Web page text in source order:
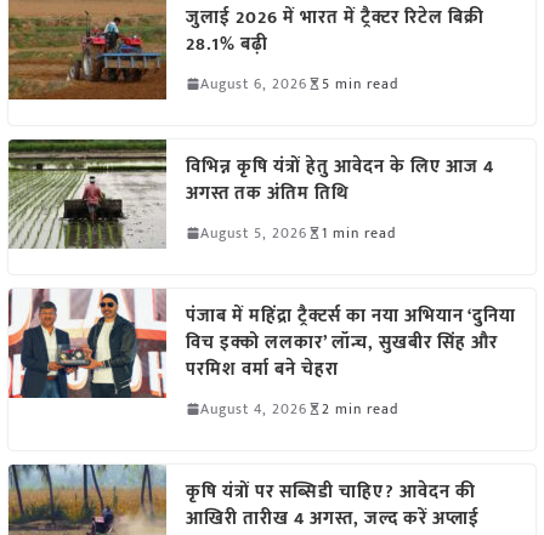
जुलाई 2026 में भारत में ट्रैक्टर रिटेल बिक्री
28.1% बढ़ी
August 6, 2026 5 min read
विभिन्न कृषि यंत्रों हेतु आवेदन के लिए आज 4
अगस्त तक अंतिम तिथि
August 5, 2026 1 min read
पंजाब में महिंद्रा ट्रैक्टर्स का नया अभियान ‘दुनिया
विच इक्को ललकार’ लॉन्च, सुखबीर सिंह और
परमिश वर्मा बने चेहरा
August 4, 2026 2 min read
कृषि यंत्रों पर सब्सिडी चाहिए? आवेदन की
आखिरी तारीख 4 अगस्त, जल्द करें अप्लाई